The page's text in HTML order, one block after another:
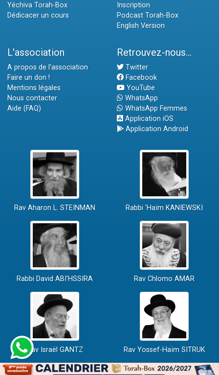
Yéchiva Torah-Box
Dédicacer un cours
Inscription
Podcast Torah-Box
English Version
L'association
A propos de l'association
Faire un don !
Mentions légales
Nous contacter
Aide (FAQ)
Retrouvez-nous...
Twitter
Facebook
YouTube
WhatsApp
WhatsApp Femmes
Application iOS
Application Android
Rav Aharon L. STEINMAN Rabbi 'Haïm KANIEWSKI
Rabbi David ABI'HSSIRA Rav Chlomo AMAR
Rav Israël GANTZ Rav Yossef-Haïm SITRUK